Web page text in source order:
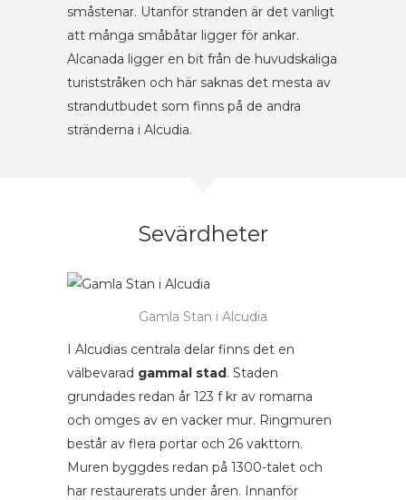
småstenar. Utanför stranden är det vanligt
att många småbåtar ligger för ankar.
Alcanada ligger en bit från de huvudskaliga
turiststråken och här saknas det mesta av
strandutbudet som finns på de andra
stränderna i Alcudia.
Sevärdheter
Gamla Stan i Alcudia
I Alcudias centrala delar finns det en
välbevarad gammal stad. Staden
grundades redan år 123 f kr av romarna
och omges av en vacker mur. Ringmuren
består av flera portar och 26 vakttorn.
Muren byggdes redan på 1300-talet och
har restaurerats under åren. Innanför